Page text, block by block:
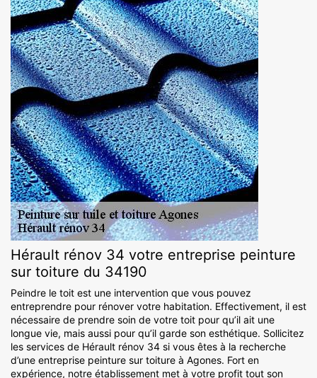
Hérault rénov 34 votre entreprise peinture
sur toiture du 34190
Peindre le toit est une intervention que vous pouvez
entreprendre pour rénover votre habitation. Effectivement, il est
nécessaire de prendre soin de votre toit pour qu’il ait une
longue vie, mais aussi pour qu’il garde son esthétique. Sollicitez
les services de Hérault rénov 34 si vous êtes à la recherche
d’une entreprise peinture sur toiture à Agones. Fort en
expérience, notre établissement met à votre profit tout son